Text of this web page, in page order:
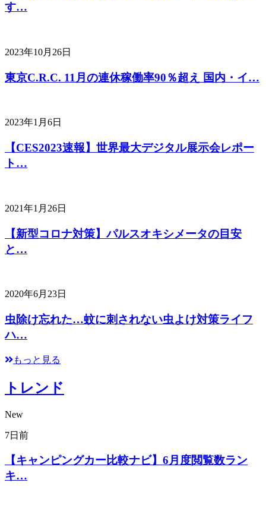
す…
2023年10月26日
東京C.R.C. 11月の連休稼働率90％超え 国内・イ…
2023年1月6日
【CES2023速報】世界最大デジタル展示会レポー
ト…
2021年1月26日
【新型コロナ対策】パルスオキシメータの目安
と…
2020年6月23日
虫除け忘れた…蚊に刺されない虫よけ対策ライフ
ハ…
もっと見る
トレンド
New
7日前
【キャンピングカー比較ナビ】6月度閲覧数ラン
キ…